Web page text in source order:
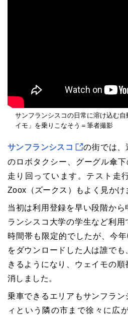
サンフランシスコの日常に溶け込む
イモ」を乗りこなそう＝筆者撮影
サンフランシスコ
の街では、
のロボタクシー、グーグル傘
走り回っています。テスト走
Zoox（ズークス）もよく見かけ
当初は利用登録を早い段階か
ランシスコ大学の学生など利
時間帯も限定的でしたが、今
をダウンロードした人は誰で
きるようになり、ウェイモの
消しました。
乗車できるエリアもサンフラ
ィという隣の市まで徐々に広